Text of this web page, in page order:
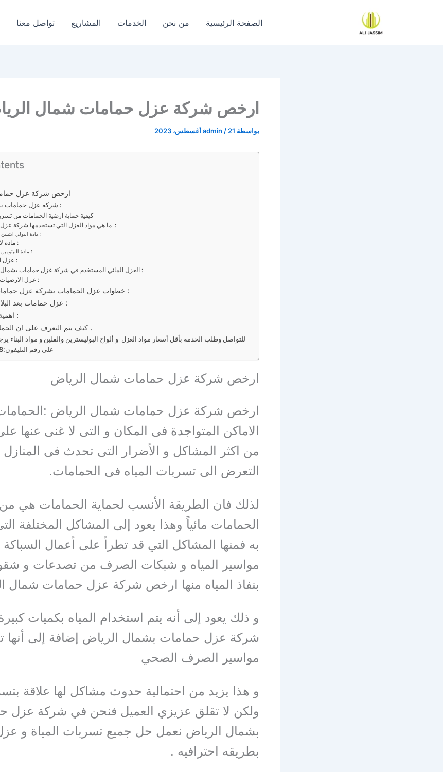
الصفحة الرئيسية من نحن الخدمات المشاريع تواصل معنا
ارخص شركة عزل حمامات شمال
بواسطة admin / 21 أغسطس، 2023
ارخص شركة عزل
شركة عزل حمامات بشمال الرياض :
كيفية حماية ارضية الحمامات من
ما هي مواد العزل التي تستخدمها شركة عزل حمامات :
مادة البولي ايثيلين :
مادة لايبوكسي :
مادة البيتومين :
عزل الأسمنت :
العزل المائي المستخدم في شركة عزل حمامات بشمال الرياض :
عزل الارضيات للمنازل :
خطوات عزل الحمامات بشركة عزل حمامات بشمال الرياض :
عزل حمامات بعد البلاط بشمال الرياض :
اهمية العزل للحمامات :
كيف يتم التعرف على ان الحمام يحتاج الى عزل .
للتواصل وطلب الخدمة بأقل أسعار مواد العزل و ألواح البوليسترين والفلين و مواد البناء
على رقم التليفون:0571520618
ارخص شركة عزل حمامات شمال الرياض
ارخص شركة عزل حمامات شمال الرياض
الاماكن المتواجدة فى المكان و التى لا غنى عنها
من اكثر المشاكل و الأضرار التى تحدث فى
التعرض الى تسربات المياه فى الحمامات.
لذلك فان الطريقة الأنسب لحماية الحمامات هي
الحمامات مائياً وهذا يعود إلى المشاكل المختلفة
به فمنها المشاكل التي قد تطرأ على أعمال
مواسير المياه و شبكات الصرف من تصدعات و
بنفاذ المياه منها ارخص شركة عزل حمامات شمال
و ذلك يعود إلى أنه يتم استخدام المياه بكميات
شركة عزل حمامات بشمال الرياض إضافة إلى أنها
مواسير الصرف الصحي
و هذا يزيد من احتمالية حدوث مشاكل لها علاقة
ولكن لا تقلق عزيزي العميل فنحن في شركة عزل
بشمال الرياض نعمل حل جميع تسربات المياة و
بطريقه احترافيه .